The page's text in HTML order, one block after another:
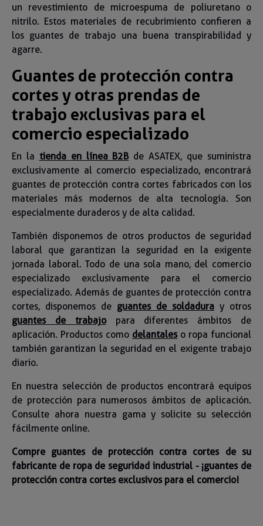
un revestimiento de microespuma de poliuretano o
nitrilo. Estos materiales de recubrimiento confieren a
los guantes de trabajo una buena transpirabilidad y
agarre.
Guantes de protección contra
cortes y otras prendas de
trabajo exclusivas para el
comercio especializado
En la tienda en línea B2Bde ASATEX, que suministra
exclusivamente al comercio especializado, encontrará
guantes de protección contra cortes fabricados con los
materiales más modernos de alta tecnología. Son
especialmente duraderos y de alta calidad.
También disponemos de otros productos de seguridad
laboral que garantizan la seguridad en la exigente
jornada laboral. Todo de una sola mano, del comercio
especializado exclusivamente para el comercio
especializado. Además de guantes de protección contra
cortes, disponemos de guantes de soldadura y otros
guantes de trabajopara diferentes ámbitos de
aplicación. Productos como delantaleso ropa funcional
también garantizan la seguridad en el exigente trabajo
diario.
En nuestra selección de productos encontrará equipos
de protección para numerosos ámbitos de aplicación.
Consulte ahora nuestra gama y solicite su selección
fácilmente online.
Compre guantes de protección contra cortes de su
fabricante de ropa de seguridad industrial - ¡guantes de
protección contra cortes exclusivos para el comercio!